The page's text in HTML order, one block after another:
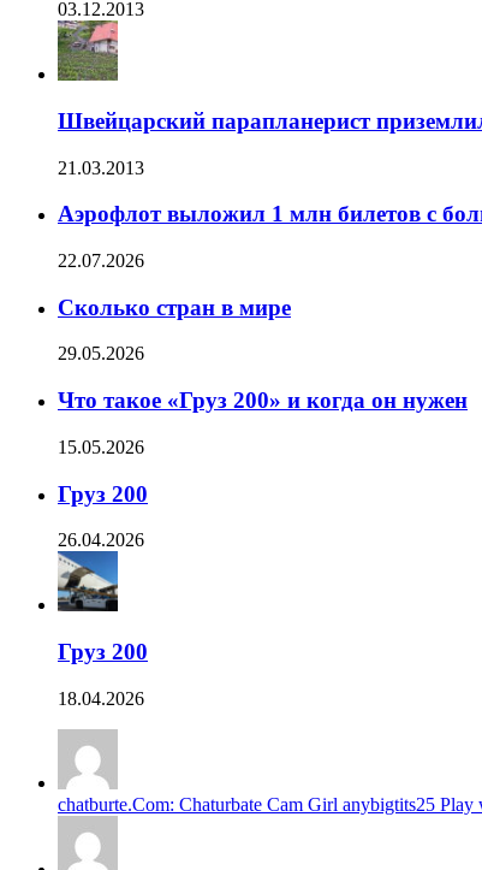
03.12.2013
Швейцарский парапланерист
21.03.2013
Аэрофлот выложил 1 млн билетов с
22.07.2026
Сколько стран в мире
29.05.2026
Что такое «Груз 200» и когда он нужен
15.05.2026
Груз 200
26.04.2026
Груз 200
18.04.2026
chatburte.Com: Chaturbate Cam Girl anybigtits25